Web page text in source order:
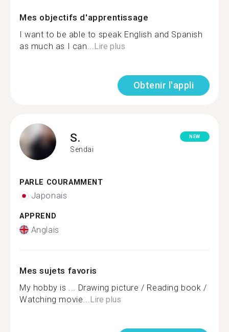
Mes objectifs d'apprentissage
I want to be able to speak English and Spanish
as much as I can... Lire plus
Obtenir l'appli
S.
Sendai
NEW
PARLE COURAMMENT
Japonais
APPREND
Anglais
Mes sujets favoris
My hobby is ... Drawing picture / Reading book /
Watching movie... Lire plus